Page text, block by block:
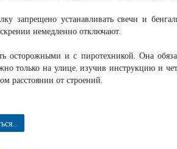
запрещено устанавливать свечи и
немедленно отключают.
осторожными и с пиротехникой. Она
только на улице, изучив инструкцию и
расстоянии от строений.